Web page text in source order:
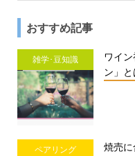
おすすめ記事
雑学･豆知識
ワイ
ン」
ペアリング
焼売